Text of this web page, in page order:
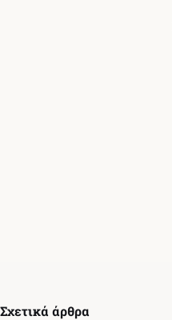
Σχετικά άρθρα